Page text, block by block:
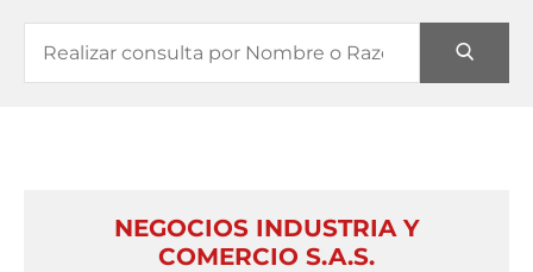
NEGOCIOS INDUSTRIA Y
COMERCIO S.A.S.